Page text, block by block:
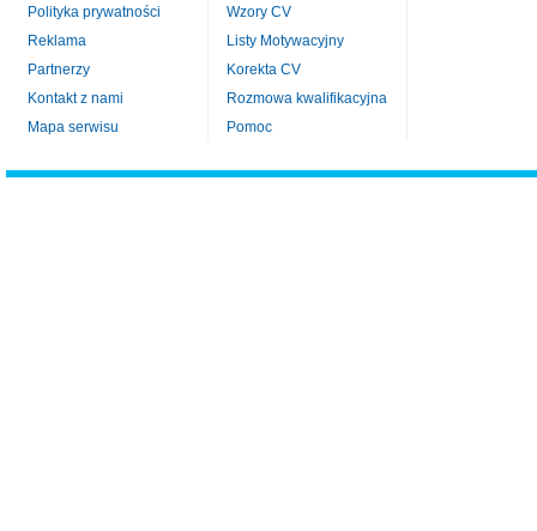
Polityka prywatności
Reklama
Partnerzy
Kontakt z nami
Mapa serwisu
Wzory CV
Listy Motywacyjny
Korekta CV
Rozmowa kwalifikacyjna
Pomoc